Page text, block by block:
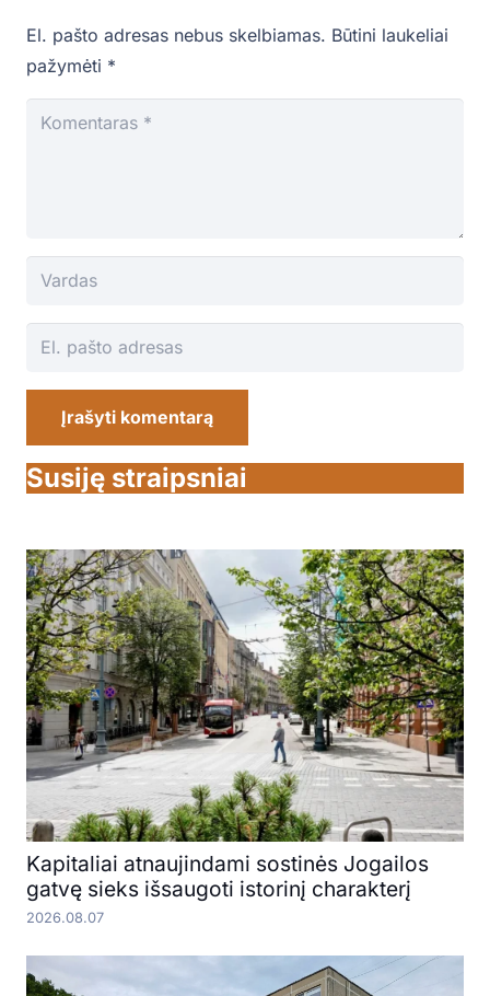
El. pašto adresas nebus skelbiamas. Būtini laukeliai
pažymėti *
Įrašyti komentarą
Susiję straipsniai
Kapitaliai atnaujindami sostinės Jogailos
gatvę sieks išsaugoti istorinį charakterį
2026.08.07